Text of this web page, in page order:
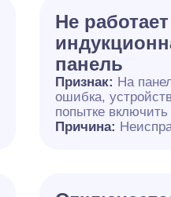
Не работает
панель
Признак: На
ошибка,
попытке
Причина: